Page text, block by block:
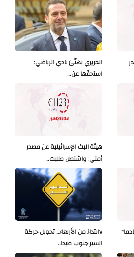
الحريري يهنّئ نادي الرياضي:
استحقّها عن..
هيئة البث الإسرائيلية عن مصدر
أمني: واشنطن طلبت..
Vابتداءً من الأربعاء.. تحويل حركة
السير جنوب صيدا..